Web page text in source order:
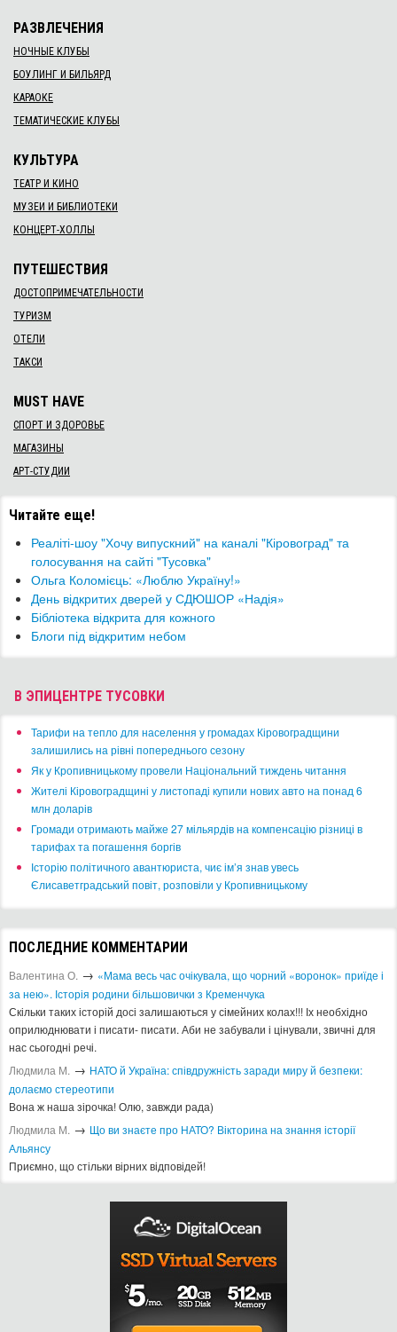
РАЗВЛЕЧЕНИЯ
НОЧНЫЕ КЛУБЫ
БОУЛИНГ И БИЛЬЯРД
КАРАОКЕ
ТЕМАТИЧЕСКИЕ КЛУБЫ
КУЛЬТУРА
ТЕАТР И КИНО
МУЗЕИ И БИБЛИОТЕКИ
КОНЦЕРТ-ХОЛЛЫ
ПУТЕШЕСТВИЯ
ДОСТОПРИМЕЧАТЕЛЬНОСТИ
ТУРИЗМ
ОТЕЛИ
ТАКСИ
MUST HAVE
СПОРТ И ЗДОРОВЬЕ
МАГАЗИНЫ
АРТ-СТУДИИ
Читайте еще!
​Реаліті-шоу "Хочу випускний" на каналі "Кіровоград" та
голосування на сайті "Тусовка"
Ольга Коломієць: «Люблю Україну!»
День відкритих дверей у СДЮШОР «Надія»
​Бібліотека відкрита для кожного
Блоги під відкритим небом
В ЭПИЦЕНТРЕ ТУСОВКИ
​Тарифи на тепло для населення у громадах Кіровоградщини
залишились на рівні попереднього сезону
​Як у Кропивницькому провели Національний тиждень читання
​Жителі Кіровоградщині у листопаді купили нових авто на понад 6
млн доларів
​Громади отримають майже 27 мільярдів на компенсацію різниці в
тарифах та погашення боргів
Історію політичного авантюриста, чиє ім’я знав увесь
Єлисаветградський повіт, розповіли у Кропивницькому
ПОСЛЕДНИЕ КОММЕНТАРИИ
Валентина О. → «Мама весь час очікувала, що чорний «воронок» приїде і
за нею». Історія родини більшовички з Кременчука
Скільки таких історій досі залишаються у сімейних колах!!! Іх необхідно
оприлюднювати і писати- писати. Аби не забували і цінували, звичні для
нас сьогодні речі.
Людмила М. → ​НАТО й Україна: співдружність заради миру й безпеки:
долаємо стереотипи
Вона ж наша зірочка! Олю, завжди рада)
Людмила М. → Що ви знаєте про НАТО? Вікторина на знання історії
Альянсу ​
Приємно, що стільки вірних відповідей!